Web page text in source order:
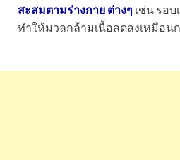
สะสมตามร่างกาย ต่างๆ เช่น รอบ
ทำให้มวลกล้ามเนื้อลดลงเหมือน